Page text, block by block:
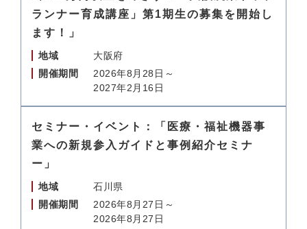
ランナー育成講座」第1期生の募集を開始し
ます！」
地域
大阪府
開催期間
2026年8月28日～
2027年2月16日
セミナー・イベント：「医療・福祉機器事
業への新規参入ガイドと事例紹介セミナ
ー」
地域
石川県
開催期間
2026年8月27日～
2026年8月27日